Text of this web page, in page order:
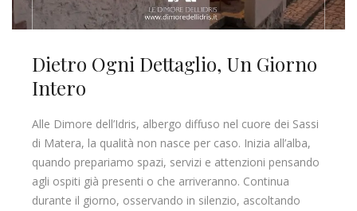
Dietro Ogni Dettaglio, Un Giorno
Intero
Alle Dimore dell’Idris, albergo diffuso nel cuore dei Sassi
di Matera, la qualità non nasce per caso. Inizia all’alba,
quando prepariamo spazi, servizi e attenzioni pensando
agli ospiti già presenti o che arriveranno. Continua
durante il giorno, osservando in silenzio, ascoltando